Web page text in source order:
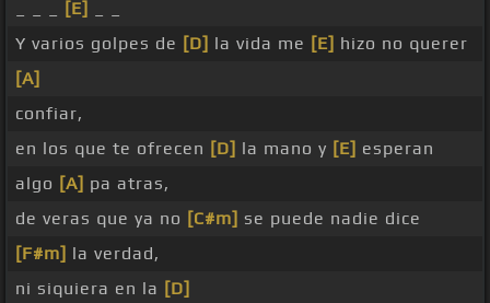
[E]
Y varios golpes de [D] la vida me [E] hizo no querer
[A]
confiar,
en los que te ofrecen [D] la mano y [E] esperan
algo [A] pa atras,
de veras que ya no [C#m] se puede nadie dice
[F#m] la verdad,
ni siquiera en la [D]